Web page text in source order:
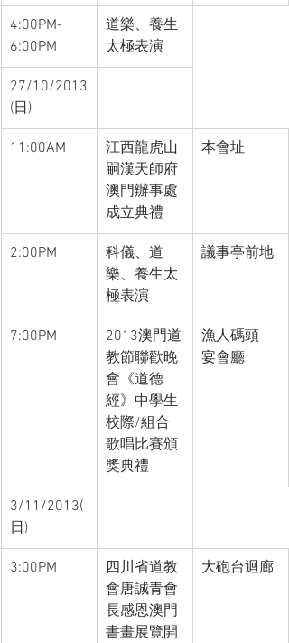
4:00PM-
6:00PM
道樂、養生
太極表演
27/10/2013
(日)
11:00AM
江西龍虎山
嗣漢天師府
澳門辦事處
成立典禮
本會址
2:00PM
科儀、道
樂、養生太
極表演
議事亭前地
7:00PM
2013澳門道
教節聯歡晚
會《道德
經》中學生
校際/組合
歌唱比賽頒
獎典禮
漁人碼頭
宴會廳
3/11/2013(
日)
3:00PM
四川省道教
會唐誠青會
長感恩澳門
書畫展覽開
大砲台迴廊